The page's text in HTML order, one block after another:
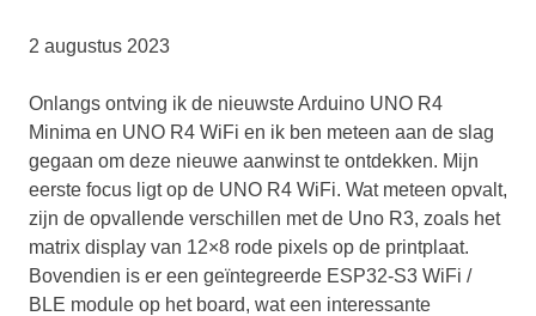
2 augustus 2023
Onlangs ontving ik de nieuwste Arduino UNO R4
Minima en UNO R4 WiFi en ik ben meteen aan de slag
gegaan om deze nieuwe aanwinst te ontdekken. Mijn
eerste focus ligt op de UNO R4 WiFi. Wat meteen opvalt,
zijn de opvallende verschillen met de Uno R3, zoals het
matrix display van 12×8 rode pixels op de printplaat.
Bovendien is er een geïntegreerde ESP32-S3 WiFi /
BLE module op het board, wat een interessante